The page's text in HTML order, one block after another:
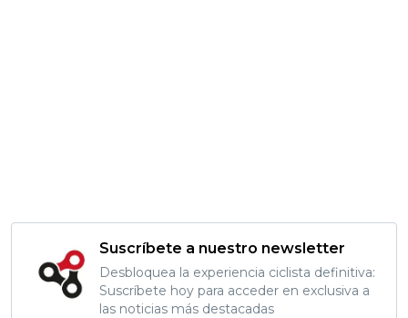
Suscríbete a nuestro newsletter
Desbloquea la experiencia ciclista definitiva:
Suscríbete hoy para acceder en exclusiva a
las noticias más destacadas